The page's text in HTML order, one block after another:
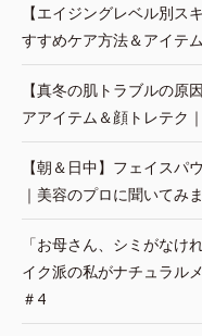
【エイジングレベル別ス
すすめケア方法＆アイテ
【真冬の肌トラブルの原
アアイテム＆顔トレテク
【朝＆日中】フェイスパ
｜美容のプロに聞いてみ
「お母さん、シミがなけ
イク派の私がナチュラル
＃4